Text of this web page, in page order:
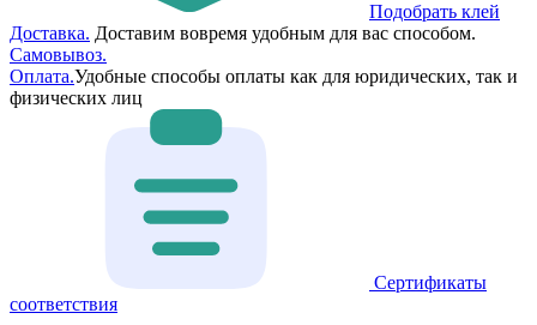
Подобрать клей
Доставка. Доставим вовремя удобным для вас способом.
Самовывоз.
Оплата.Удобные способы оплаты как для юридических, так и
физических лиц
Сертификаты
соответствия